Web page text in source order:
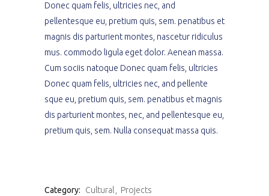
Donec quam felis, ultricies nec, and
pellentesque eu, pretium quis, sem. penatibus et
magnis dis parturient montes, nascetur ridiculus
mus. commodo ligula eget dolor. Aenean massa.
Cum sociis natoque Donec quam felis, ultricies
Donec quam felis, ultricies nec, and pellente
sque eu, pretium quis, sem. penatibus et magnis
dis parturient montes, nec, and pellentesque eu,
pretium quis, sem. Nulla consequat massa quis.
Category: Cultural
Projects